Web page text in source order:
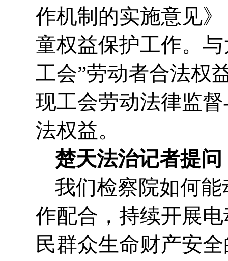
作机制的实施意见
童权益保护工作。
工会”劳动者合法权
现工会劳动法律监
法权益。
楚天法治记者提问
我们检察院如何
作配合，持续开展
民群众生命财产安